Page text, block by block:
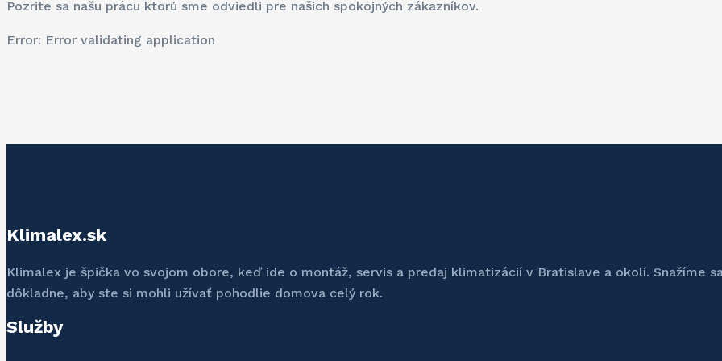
Pozrite sa našu prácu ktorú sme odviedli pre našich spokojných zákazníkov.
Error: Error validating application
Klimalex.sk
Klimalex je špička vo svojom obore, keď ide o montáž, servis a predaj klimatizácií v Bratislave a okolí. Snažíme
dôkladne, aby ste si mohli užívať pohodlie domova celý rok.
Služby